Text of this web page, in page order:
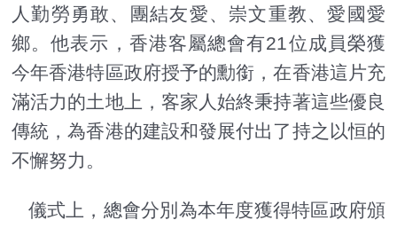
人勤勞勇敢、團結友愛、崇文重教、愛國愛
鄉。他表示，香港客屬總會有21位成員榮獲
今年香港特區政府授予的勳銜，在香港這片充
滿活力的土地上，客家人始終秉持著這些優良
傳統，為香港的建設和發展付出了持之以恒的
不懈努力。
儀式上，總會分別為本年度獲得特區政府頒